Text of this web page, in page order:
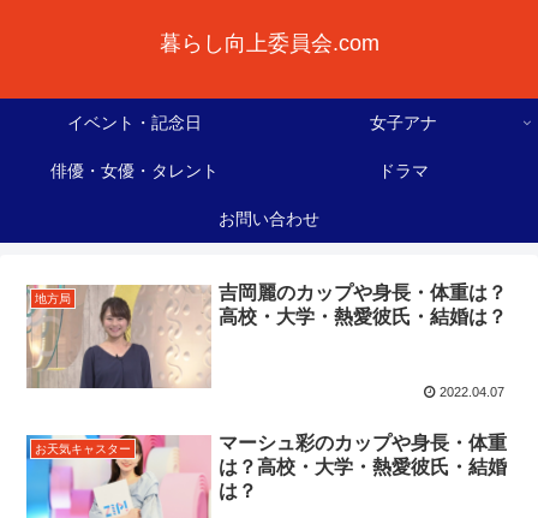
暮らし向上委員会.com
イベント・記念日 女子アナ
俳優・女優・タレント ドラマ
お問い合わせ
地方局
吉岡麗のカップや身長・体重は？
高校・大学・熱愛彼氏・結婚は？
2022.04.07
お天気キャスター
マーシュ彩のカップや身長・体重
は？高校・大学・熱愛彼氏・結婚
は？